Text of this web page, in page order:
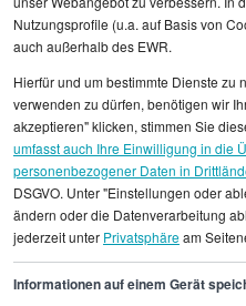
oder gefragten
breiten Spannen ist die
hoch, was auf
Anforderungsprofile
Manager sollte seine
Spanne anhand
Jahre an Erfahrung,
Kundenerfolge,
Marktkenntnisse. Für
spezialisierte
können die Daten
Nutzungsprofile (u.a. auf Basis von
auch außerhalb des EWR.
Hierfür und um bestimmte Dienste zu
verwenden zu dürfen, benötigen wir
akzeptieren" klicken, stimmen Sie
umfasst auch Ihre Einwilligung in die
personenbezogener Daten in
DSGVO. Unter "Einstellungen oder
ändern oder die Datenverarbeitung
jederzeit unter Privatsphäream
Informationen auf einem Gerät